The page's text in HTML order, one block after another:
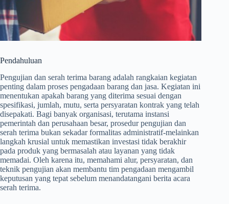
Pendahuluan
Pengujian dan serah terima barang adalah rangkaian kegiatan
penting dalam proses pengadaan barang dan jasa. Kegiatan ini
menentukan apakah barang yang diterima sesuai dengan
spesifikasi, jumlah, mutu, serta persyaratan kontrak yang telah
disepakati. Bagi banyak organisasi, terutama instansi
pemerintah dan perusahaan besar, prosedur pengujian dan
serah terima bukan sekadar formalitas administratif-melainkan
langkah krusial untuk memastikan investasi tidak berakhir
pada produk yang bermasalah atau layanan yang tidak
memadai. Oleh karena itu, memahami alur, persyaratan, dan
teknik pengujian akan membantu tim pengadaan mengambil
keputusan yang tepat sebelum menandatangani berita acara
serah terima.